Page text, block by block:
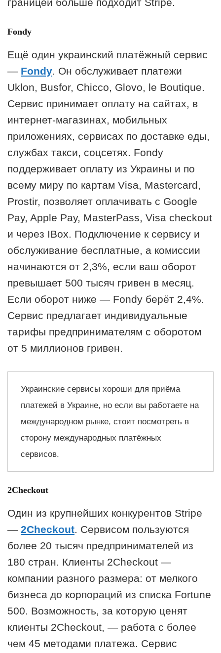
Fondy
Ещё один украинский платёжный сервис
— Fondy . Он обслуживает платежи
Uklon, Busfor, Chicco, Glovo, le Boutique.
Сервис принимает оплату на сайтах, в
интернет-магазинах, мобильных
приложениях, сервисах по доставке еды,
службах такси, соцсетях. Fondy
поддерживает оплату из Украины и по
всему миру по картам Visa, Mastercard,
Prostir, позволяет оплачивать с Google
Pay, Apple Pay, MasterPass, Visa checkout
и через IBox. Подключение к сервису и
обслуживание бесплатные, а комиссии
начинаются от 2,3%, если ваш оборот
превышает 500 тысяч гривен в месяц.
Если оборот ниже — Fondy берёт 2,4%.
Сервис предлагает индивидуальные
тарифы предпринимателям с оборотом
от 5 миллионов гривен.
Украинские сервисы хороши для приёма
платежей в Украине, но если вы работаете на
международном рынке, стоит посмотреть в
сторону международных платёжных
сервисов.
2Checkout
Один из крупнейших конкурентов Stripe
— 2Checkout . Сервисом пользуются
более 20 тысяч предпринимателей из
180 стран. Клиенты 2Checkout —
компании разного размера: от мелкого
бизнеса до корпораций из списка Fortune
500. Возможность, за которую ценят
клиенты 2Checkout, — работа с более
чем 45 методами платежа. Сервис